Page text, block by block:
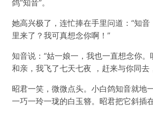
鸽“知音”。
她高兴极了，连忙捧在手里问道：“知
里来了？我可真想念你啊！”
知音说：“姑一娘一，我也一直想念你
和亲，我飞了七天七夜 ，赶来与你同去
昭君一笑，微微点头。小白鸽知音就地
一巧一玲一珑的白玉簪。昭君把它斜插